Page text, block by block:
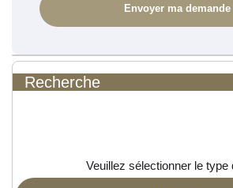
Recherche
Veuillez sélectionner le type